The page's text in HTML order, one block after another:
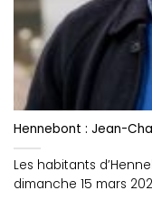
Hennebont : Jean-
Les habitants
dimanche 15 mars